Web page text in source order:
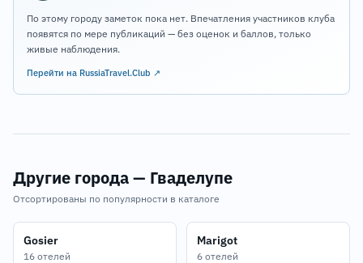
По этому городу заметок пока нет. Впечатления участников клуба
появятся по мере публикаций — без оценок и баллов, только
живые наблюдения.
Перейти на RussiaTravel.Club ↗
Другие города — Гваделупе
Отсортированы по популярности в каталоге
Gosier
16 отелей
Marigot
6 отелей